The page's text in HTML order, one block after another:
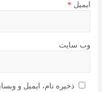
ایمیل *
وب‌ سایت
ذخیره نام، ایمیل و